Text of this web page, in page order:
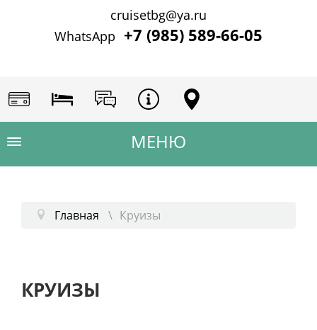
cruisetbg@ya.ru
WhatsApp +7 (985) 589-66-05
Главная Круизы
КРУИЗЫ